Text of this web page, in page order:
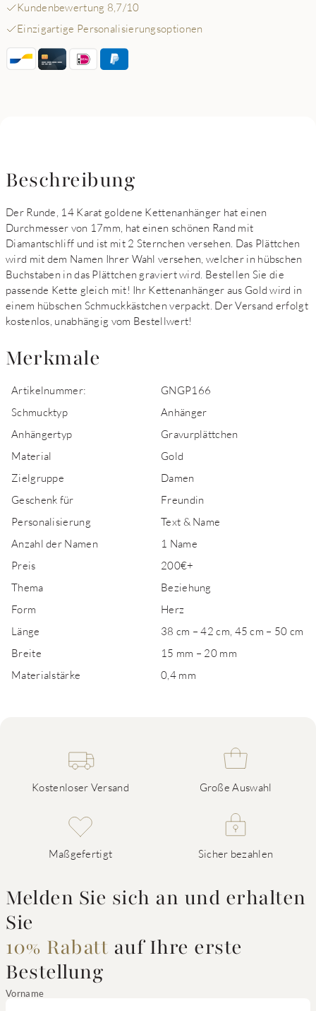
Kundenbewertung 8,7/10
Einzigartige Personalisierungsoptionen
Beschreibung
Der Runde, 14 Karat goldene Kettenanhänger hat einen
Durchmesser von 17mm, hat einen schönen Rand mit
Diamantschliff und ist mit 2 Sternchen versehen. Das Plättchen
wird mit dem Namen Ihrer Wahl versehen, welcher in hübschen
Buchstaben in das Plättchen graviert wird. Bestellen Sie die
passende Kette gleich mit! Ihr Kettenanhänger aus Gold wird in
einem hübschen Schmuckkästchen verpackt. Der Versand erfolgt
kostenlos, unabhängig vom Bestellwert!
Merkmale
Artikelnummer:
GNGP166
Schmucktyp
Anhänger
Anhängertyp
Gravurplättchen
Material
Gold
Zielgruppe
Damen
Geschenk für
Freundin
Personalisierung
Text & Name
Anzahl der Namen
1 Name
Preis
200€+
Thema
Beziehung
Form
Herz
Länge
38 cm – 42 cm, 45 cm – 50 cm
Breite
15 mm – 20 mm
Materialstärke
0,4 mm
Kostenloser Versand Große Auswahl
Maßgefertigt Sicher bezahlen
Melden Sie sich an und erhalten
Sie
10% Rabatt auf Ihre erste
Bestellung
Vorname